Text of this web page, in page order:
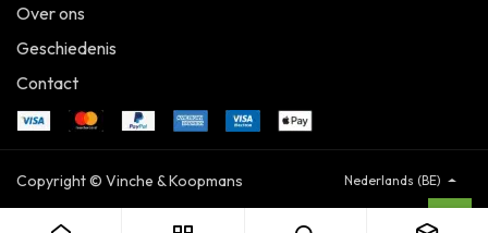
Over ons
Geschiedenis
Contact
Copyright © Vinche & Koopmans Nederlands (BE)